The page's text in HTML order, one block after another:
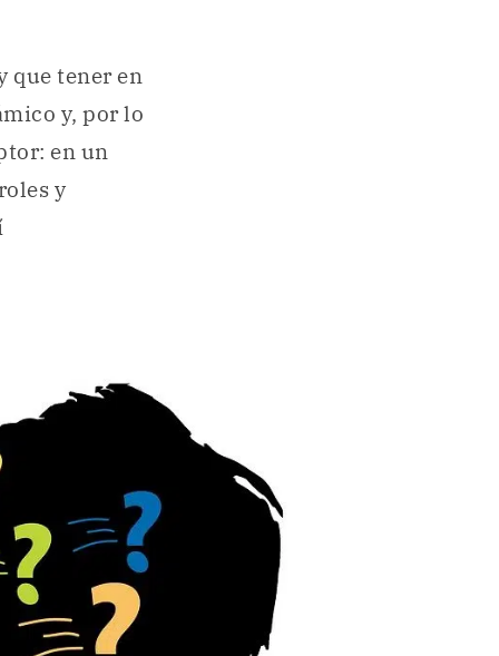
que tener en
y, por lo
en un
y